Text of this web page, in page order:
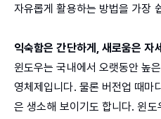
자유롭게 활용하는 방법을 가장
익숙함은 간단하게, 새로움은 자
윈도우는 국내에서 오랫동안 높
영체제입니다. 물론 버전업 때마
은 생소해 보이기도 합니다. 윈